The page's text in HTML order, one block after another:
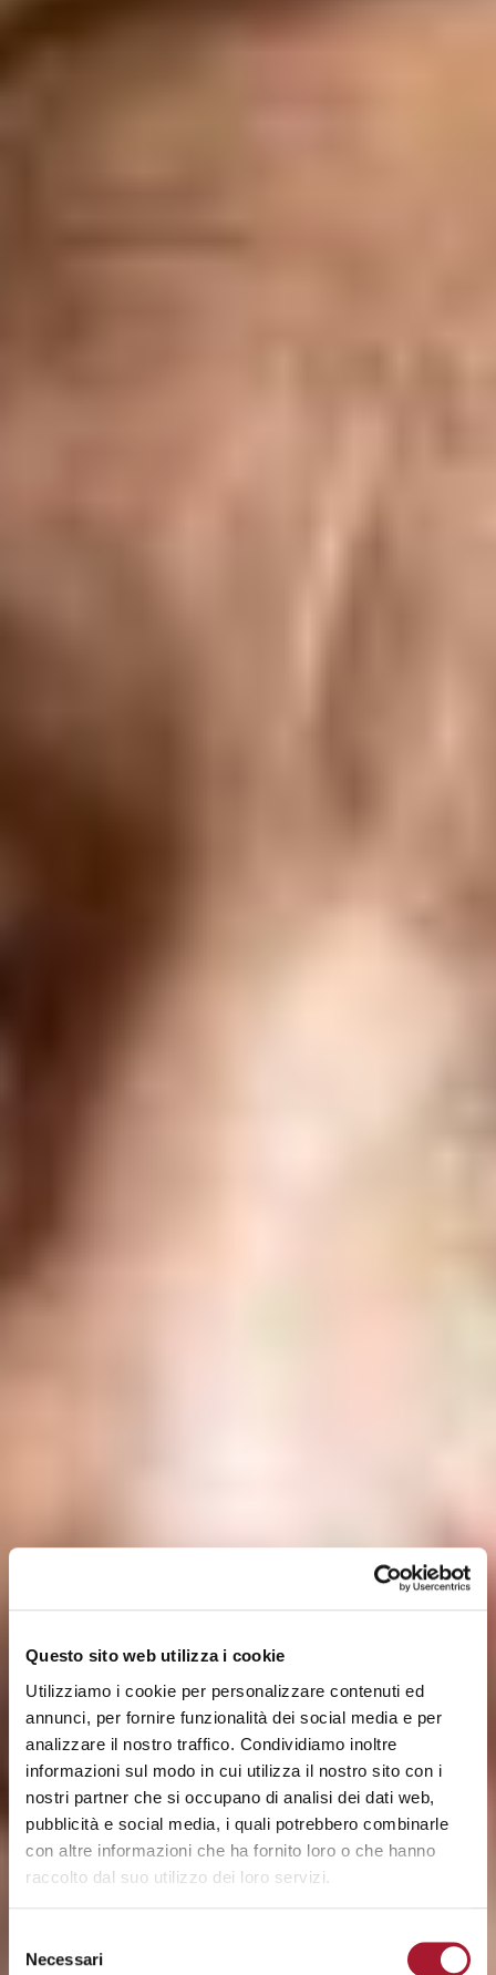
Questo sito web utilizza i cookie
Utilizziamo i cookie per personalizzare contenuti ed
annunci, per fornire funzionalità dei social media e per
analizzare il nostro traffico. Condividiamo inoltre
informazioni sul modo in cui utilizza il nostro sito con i
nostri partner che si occupano di analisi dei dati web,
pubblicità e social media, i quali potrebbero combinarle
con altre informazioni che ha fornito loro o che hanno
raccolto dal suo utilizzo dei loro servizi.
delNecessari